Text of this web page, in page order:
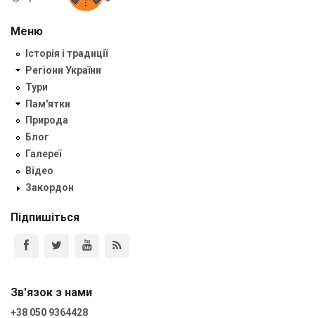
Меню
Історія і традиції
Регіони України
Тури
Пам'ятки
Природа
Блог
Галереї
Відео
Закордон
Підпишіться
Зв'язок з нами
+38 050 9364428